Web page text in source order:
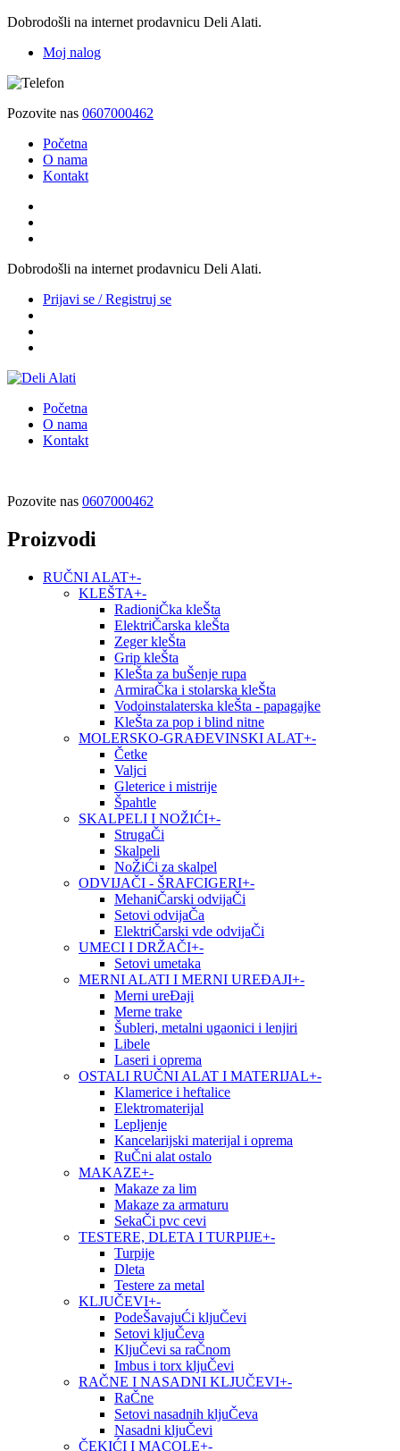
Dobrodošli na internet prodavnicu Deli Alati.
Moj nalog
Pozovite nas 0607000462
Početna
O nama
Kontakt
Dobrodošli na internet prodavnicu Deli Alati.
Prijavi se / Registruj se
Početna
O nama
Kontakt
Pozovite nas 0607000462
Proizvodi
RUČNI ALAT+-
KLEŠTA+-
RadioniČka kleŠta
ElektriČarska kleŠta
Zeger kleŠta
Grip kleŠta
KleŠta za buŠenje rupa
ArmiraČka i stolarska kleŠta
Vodoinstalaterska kleŠta - papagajke
KleŠta za pop i blind nitne
MOLERSKO-GRAĐEVINSKI ALAT+-
Četke
Valjci
Gleterice i mistrije
Špahtle
SKALPELI I NOŽIĆI+-
StrugaČi
Skalpeli
NoŽiĆi za skalpel
ODVIJAČI - ŠRAFCIGERI+-
MehaniČarski odvijaČi
Setovi odvijaČa
ElektriČarski vde odvijaČi
UMECI I DRŽAČI+-
Setovi umetaka
MERNI ALATI I MERNI UREĐAJI+-
Merni ureĐaji
Merne trake
Šubleri, metalni ugaonici i lenjiri
Libele
Laseri i oprema
OSTALI RUČNI ALAT I MATERIJAL+-
Klamerice i heftalice
Elektromaterijal
Lepljenje
Kancelarijski materijal i oprema
RuČni alat ostalo
MAKAZE+-
Makaze za lim
Makaze za armaturu
SekaČi pvc cevi
TESTERE, DLETA I TURPIJE+-
Turpije
Dleta
Testere za metal
KLJUČEVI+-
PodeŠavajuĆi kljuČevi
Setovi kljuČeva
KljuČevi sa raČnom
Imbus i torx kljuČevi
RAČNE I NASADNI KLJUČEVI+-
RaČne
Setovi nasadnih kljuČeva
Nasadni kljuČevi
ČEKIĆI I MACOLE+-